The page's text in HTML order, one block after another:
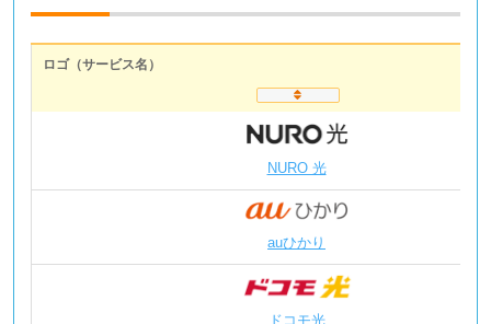
PostPetメ
ロゴ（サービス名）
NURO 光
auひかり
ドコモ光